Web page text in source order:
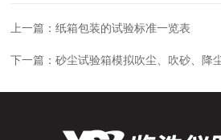
上一篇：纸箱包装的试验标准一览表
下一篇：砂尘试验箱模拟吹尘、吹砂、降